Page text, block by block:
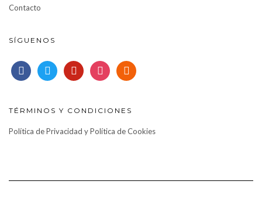
Contacto
SÍGUENOS
facebooktwitter pinterestinstagramrss
TÉRMINOS Y CONDICIONES
Política de Privacidad y Política de Cookies